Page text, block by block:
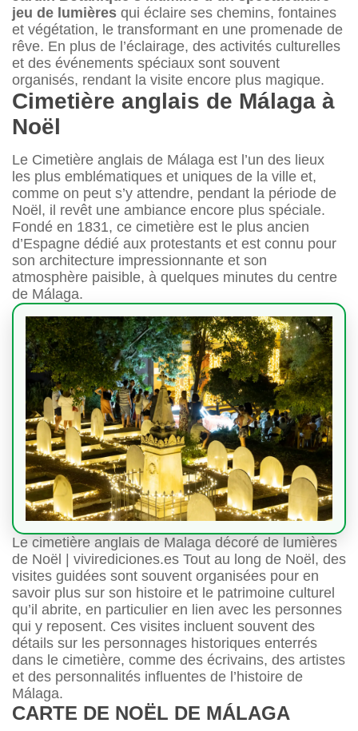
jeu de lumières qui éclaire ses chemins, fontaines
et végétation, le transformant en une promenade de
rêve. En plus de l’éclairage, des activités culturelles
et des événements spéciaux sont souvent
organisés, rendant la visite encore plus magique.
Cimetière anglais de Málaga à
Noël
Le Cimetière anglais de Málaga est l’un des lieux
les plus emblématiques et uniques de la ville et,
comme on peut s’y attendre, pendant la période de
Noël, il revêt une ambiance encore plus spéciale.
Fondé en 1831, ce cimetière est le plus ancien
d’Espagne dédié aux protestants et est connu pour
son architecture impressionnante et son
atmosphère paisible, à quelques minutes du centre
de Málaga.
Le cimetière anglais de Malaga décoré de lumières
de Noël | vivirediciones.es Tout au long de Noël, des
visites guidées sont souvent organisées pour en
savoir plus sur son histoire et le patrimoine culturel
qu’il abrite, en particulier en lien avec les personnes
qui y reposent. Ces visites incluent souvent des
détails sur les personnages historiques enterrés
dans le cimetière, comme des écrivains, des artistes
et des personnalités influentes de l’histoire de
Málaga.
CARTE DE NOËL DE MÁLAGA